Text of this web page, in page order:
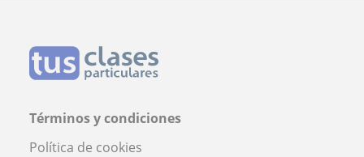
Términos y condiciones
Política de cookies